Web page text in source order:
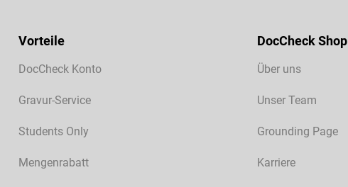
Vorteile
DocCheck Konto
Gravur-Service
Students Only
Mengenrabatt
DocCheck Shop
Über uns
Unser Team
Grounding Page
Karriere